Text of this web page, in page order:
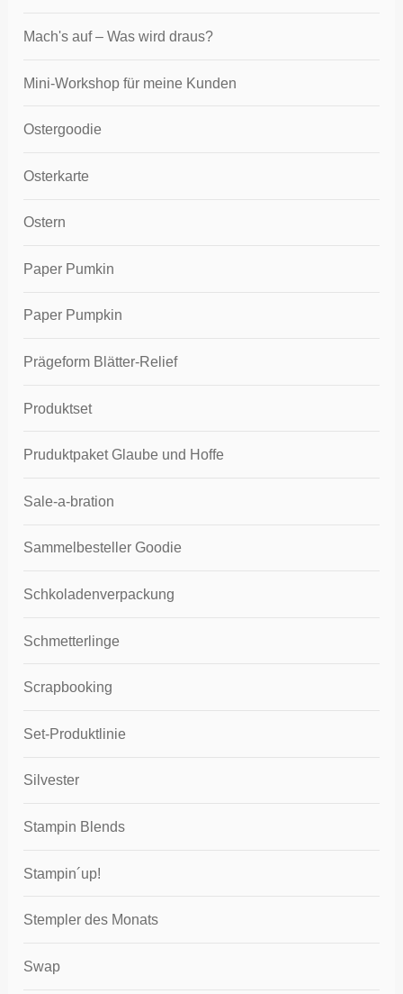
Mach's auf – Was wird draus?
Mini-Workshop für meine Kunden
Ostergoodie
Osterkarte
Ostern
Paper Pumkin
Paper Pumpkin
Prägeform Blätter-Relief
Produktset
Pruduktpaket Glaube und Hoffe
Sale-a-bration
Sammelbesteller Goodie
Schkoladenverpackung
Schmetterlinge
Scrapbooking
Set-Produktlinie
Silvester
Stampin Blends
Stampin´up!
Stempler des Monats
Swap